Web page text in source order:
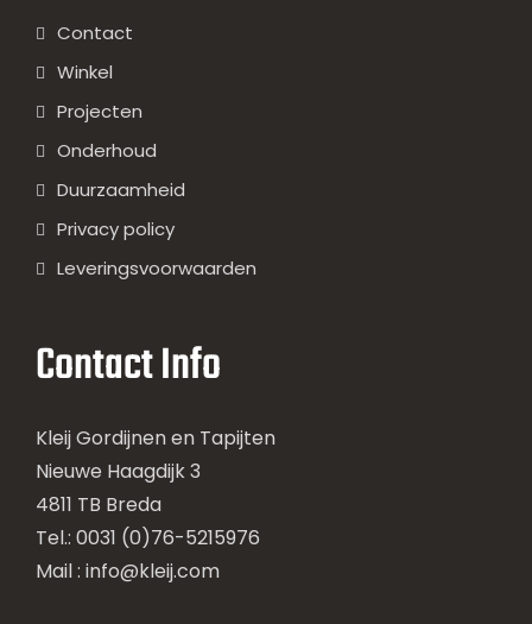
Contact
Winkel
Projecten
Onderhoud
Duurzaamheid
Privacy policy
Leveringsvoorwaarden
Contact Info
Kleij Gordijnen en Tapijten
Nieuwe Haagdijk 3
4811 TB Breda
Tel.: 0031 (0)76-5215976
Mail : info@kleij.com